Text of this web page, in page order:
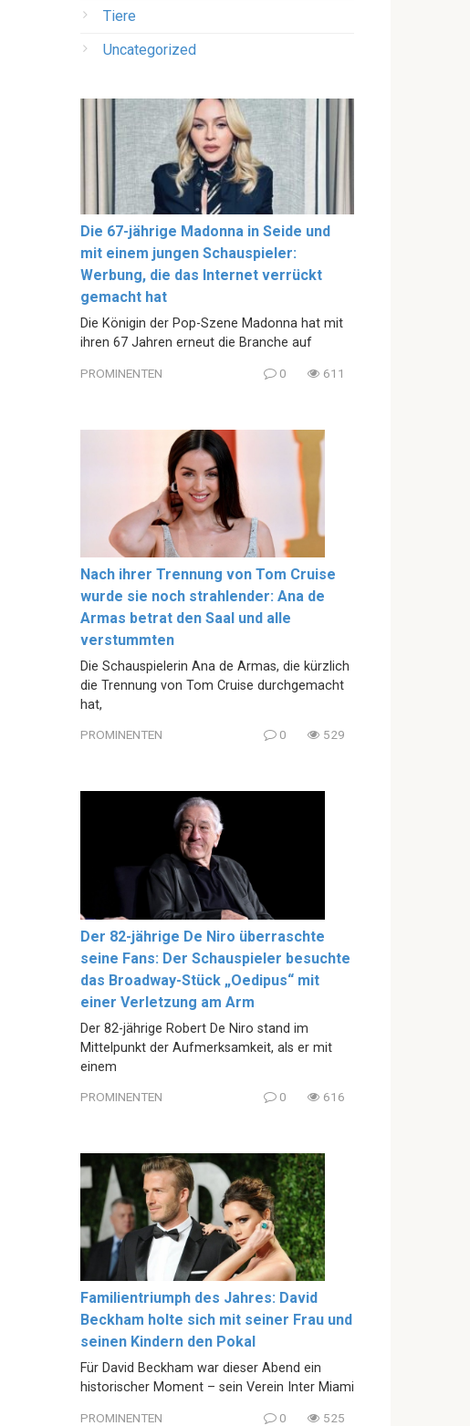
Tiere
Uncategorized
Die 67-jährige Madonna in Seide und
mit einem jungen Schauspieler:
Werbung, die das Internet verrückt
gemacht hat
Die Königin der Pop-Szene Madonna hat mit
ihren 67 Jahren erneut die Branche auf
PROMINENTEN 0 611
Nach ihrer Trennung von Tom Cruise
wurde sie noch strahlender: Ana de
Armas betrat den Saal und alle
verstummten
Die Schauspielerin Ana de Armas, die kürzlich
die Trennung von Tom Cruise durchgemacht
hat,
PROMINENTEN 0 529
Der 82-jährige De Niro überraschte
seine Fans: Der Schauspieler besuchte
das Broadway-Stück „Oedipus“ mit
einer Verletzung am Arm
Der 82-jährige Robert De Niro stand im
Mittelpunkt der Aufmerksamkeit, als er mit
einem
PROMINENTEN 0 616
Familientriumph des Jahres: David
Beckham holte sich mit seiner Frau und
seinen Kindern den Pokal
Für David Beckham war dieser Abend ein
historischer Moment – sein Verein Inter Miami
PROMINENTEN 0 525